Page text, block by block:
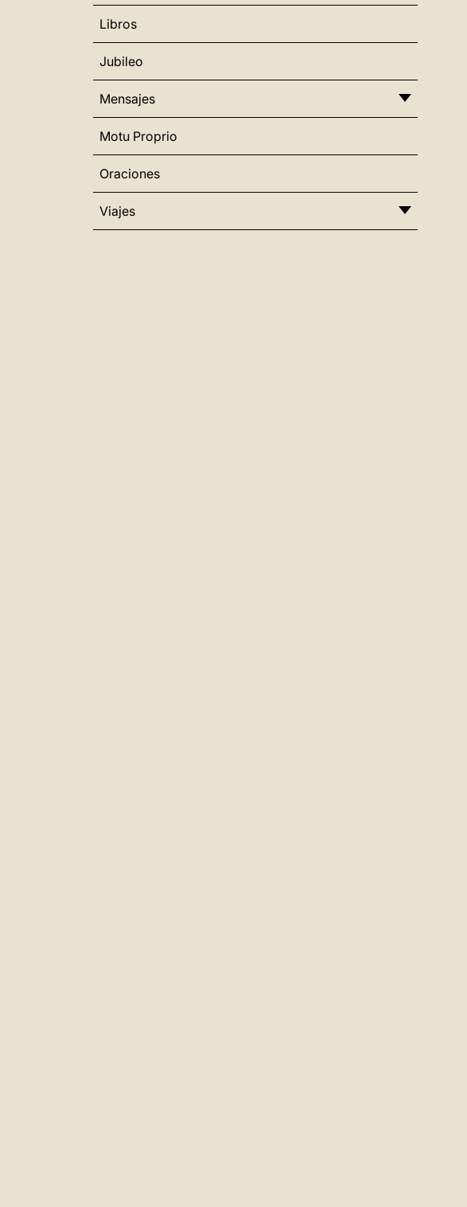
Libros
Jubileo
Mensajes
Motu Proprio
Oraciones
Viajes